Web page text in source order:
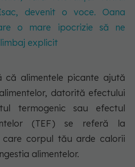
devenit o voce. Oana
o mare ipocrizie să ne
explicit
că alimentele picante ajută
datorită efectului
termogenic sau efectul
(TEF) se referă la
corpul tău arde calorii
alimentelor.